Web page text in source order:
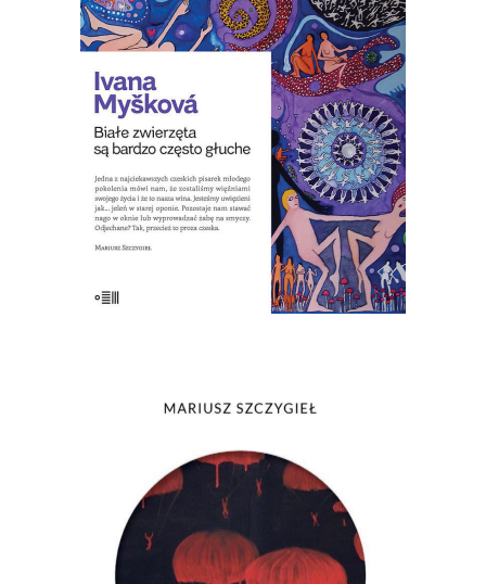
nas bardzo podobni, ale w pewnej chwili
robią coś zupełnie nieoczekiwanego.
Ludzi, którzy są uwięzieni w swoim
życiu jak… biały jeleń w starej oponie.
Ludzi, którzy stają nago w oknie, nie
znoszą świąt, […]
39.00zł 19.50zł
KSIĄŻKA DO KOSZYKA
[EBOOK] Mariusz Szczygieł – NIE
MA
Nie ma kogoś. Nie ma czegoś. Nie ma
przeszłości. Nie ma pamięci. Nie ma
widelców do sera. Nie ma miłości. Nie